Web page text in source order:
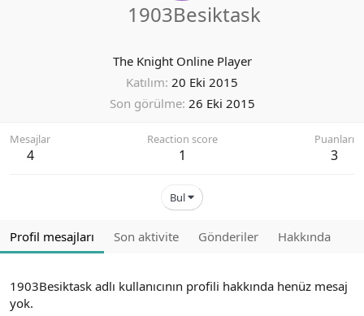
1903Besiktask
The Knight Online Player
Katılım 20 Eki 2015
Son görülme 26 Eki 2015
Mesajlar
4
Reaction score
1
Puanları
3
Bul
Profil mesajları Son aktivite Gönderiler Hakkında
1903Besiktask adlı kullanıcının profili hakkında henüz mesaj
yok.